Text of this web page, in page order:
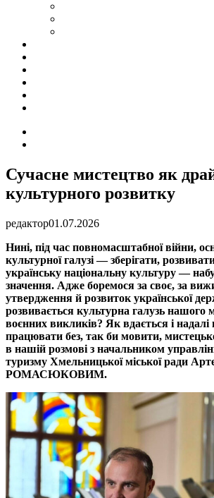
Сучасне мистецтво як
культурного розвитку
редактор01.07.2026
Нині, під час повномасштабної війни,
культурної галузі — зберігати,
українську національну культуру —
значення. Адже боремося за своє, за
утвердження й розвиток української
розвивається культурна галузь нашого
воєнних викликів? Як вдається і надалі
працювати без, так би мовити,
в нашій розмові з начальником
туризму Хмельницької міської ради
РОМАСЮКОВИМ.